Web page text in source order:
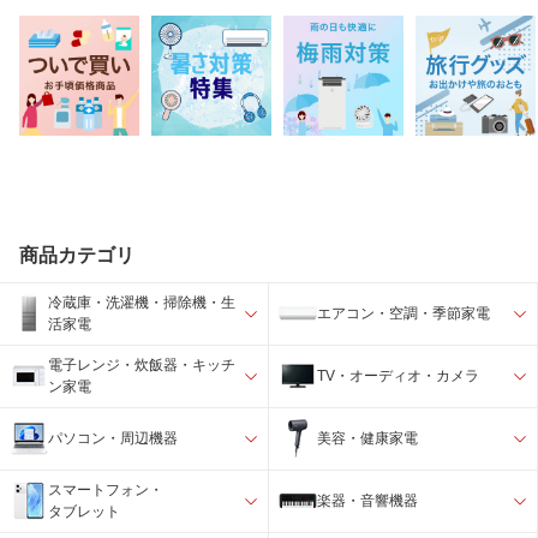
商品カテゴリ
冷蔵庫・洗濯機・掃除機・生
活家電
エアコン・空調・季節家電
電子レンジ・炊飯器・キッチ
ン家電
TV・オーディオ・カメラ
パソコン・周辺機器 美容・健康家電
スマートフォン・
タブレット
楽器・音響機器